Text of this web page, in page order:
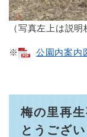
（写真左上は説
※ 公園内案内
梅の里再
とうござ